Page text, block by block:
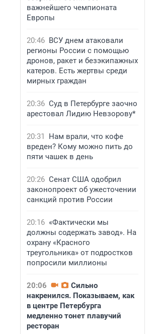
важнейшего чемпионата
Европы
20:46 ВСУ днем атаковали
регионы России с помощью
дронов, ракет и безэкипажных
катеров. Есть жертвы среди
мирных граждан
20:36 Суд в Петербурге заочно
арестовал Лидию Невзорову*
20:31
Нам врали, что кофе
вреден? Кому можно пить до
пяти чашек в день
20:26 Сенат США одобрил
законопроект об ужесточении
санкций против России
20:16 «Фактически мы
должны содержать завод». На
охрану «Красного
треугольника» от подростков
попросили миллионы
20:06
Сильно
накренился. Показываем, как
в центре Петербурга
медленно тонет плавучий
ресторан